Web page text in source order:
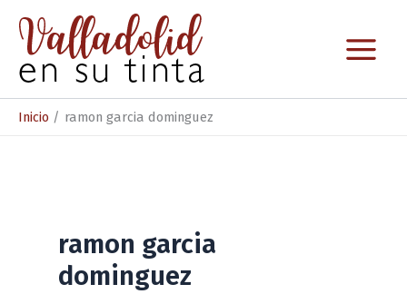
contenido
Inicio ramon garcia dominguez
ramon garcia
dominguez